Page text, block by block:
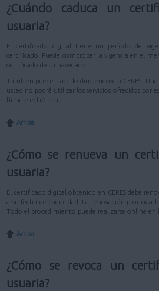
¿Cuándo caduca un
usuaria?
El certificado digital tiene un período de
certificado. Puede comprobar la vigencia en el
certificado de su navegador.
También puede hacerlo dirigiéndose a CERES.
usted no podrá utilizar los servicios ofrecidos por
firma electrónica.
Arriba
¿Cómo se renueva un
usuaria?
El certificado digital obtenido en CERES debe
a su fecha de caducidad. La renovación prorroga
Todo el procedimiento puede realizarse online en
Arriba
¿Cómo se revoca un
usuaria?